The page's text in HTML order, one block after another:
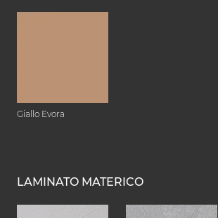
Giallo Evora
LAMINATO MATERICO